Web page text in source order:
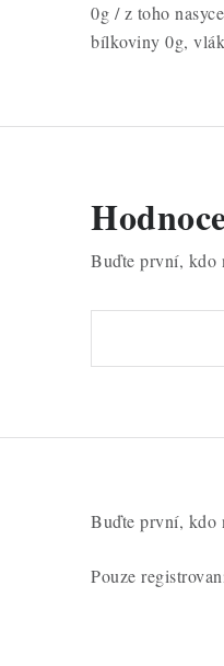
0g / z toho
bílkoviny 0g,
Buďte první, kdo
Buďte první, kdo
Pouze